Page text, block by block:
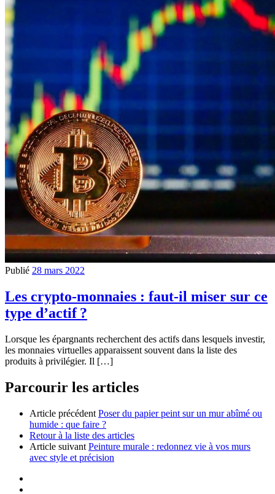
Publié 28 mars 2022
Les crypto-monnaies : faut-il miser sur ce
type d’actif ?
Lorsque les épargnants recherchent des actifs dans lesquels investir,
les monnaies virtuelles apparaissent souvent dans la liste des
produits à privilégier. Il […]
Parcourir les articles
Article précédent Poser du papier peint sur un mur abîmé ou
humide : que faire ?
Retour à la liste des articles
Article suivant Peinture murale : redonnez vie à vos murs
avec style et précision